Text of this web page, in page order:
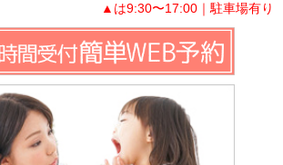
▲は9:30〜17:00｜駐車場有り